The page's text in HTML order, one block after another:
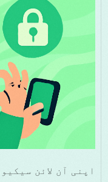
اپنی آن لائن